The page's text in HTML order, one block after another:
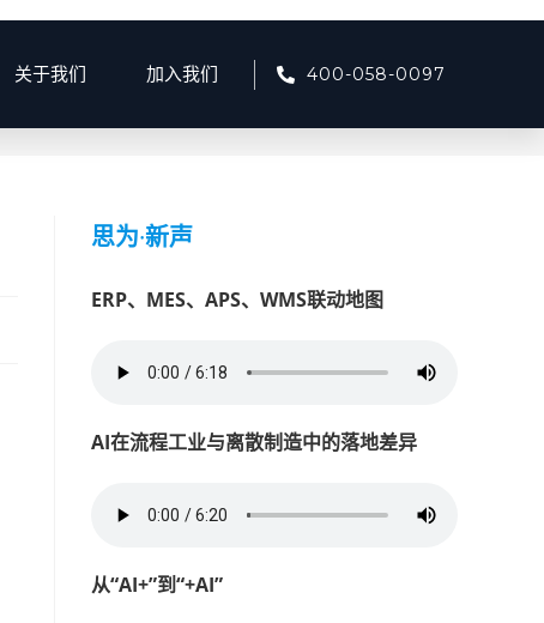
关于我们 加入我们 400-058-0097
24 > 产品资讯 智能环保门禁监控系统——工厂环保得力助手
思为·新声
ERP、MES、APS、WMS联动地图
AI在流程工业与离散制造中的落地差异
从“AI+”到“+AI”